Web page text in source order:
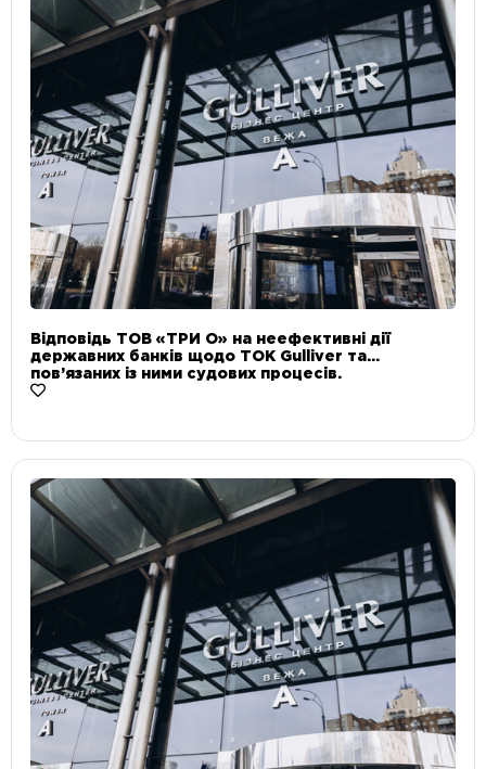
Відповідь ТОВ «ТРИ О» на неефективні дії
державних банків щодо ТОК Gulliver та
пов’язаних із ними судових процесів.